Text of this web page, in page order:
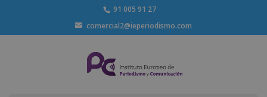
91 005 91 27
comercial2@ieperiodismo.com